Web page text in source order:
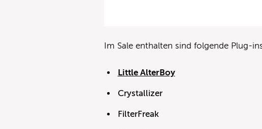
Im Sale enthalten sind folgende Plug-
Little AlterBoy
Crystallizer
FilterFreak